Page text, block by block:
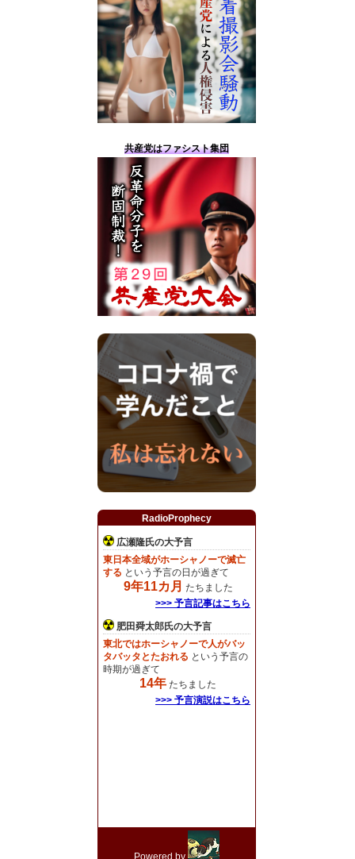
共産党はファシスト集団